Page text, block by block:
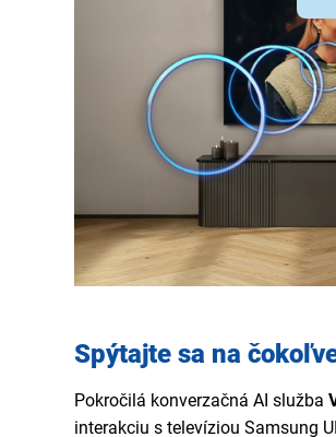
Spýtajte sa na
Pokročilá konverzačná AI služba
interakciu s televíziou Samsung